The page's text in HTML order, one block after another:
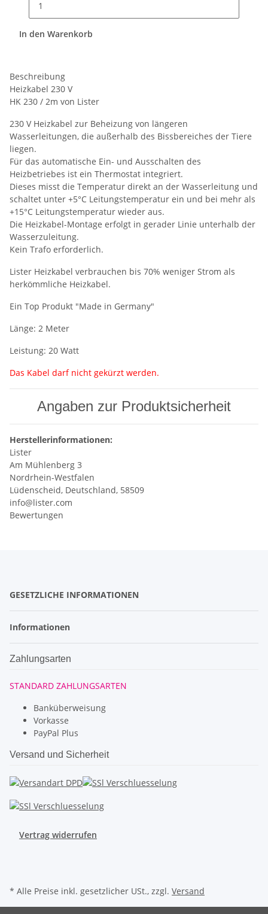
In den Warenkorb
Beschreibung
Heizkabel 230 V
HK 230 / 2m von Lister
230 V Heizkabel zur Beheizung von längeren
Wasserleitungen, die außerhalb des Bissbereiches der Tiere
liegen.
Für das automatische Ein- und Ausschalten des
Heizbetriebes ist ein Thermostat integriert.
Dieses misst die Temperatur direkt an der Wasserleitung und
schaltet unter +5°C Leitungstemperatur ein und bei mehr als
+15°C Leitungstemperatur wieder aus.
Die Heizkabel-Montage erfolgt in gerader Linie unterhalb der
Wasserzuleitung.
Kein Trafo erforderlich.
Lister Heizkabel verbrauchen bis 70% weniger Strom als
herkömmliche Heizkabel.
Ein Top Produkt "Made in Germany"
Länge: 2 Meter
Leistung: 20 Watt
Das Kabel darf nicht gekürzt werden.
Angaben zur Produktsicherheit
Herstellerinformationen:
Lister
Am Mühlenberg 3
Nordrhein-Westfalen
Lüdenscheid, Deutschland, 58509
info@lister.com
Bewertungen
GESETZLICHE INFORMATIONEN
Informationen
Zahlungsarten
STANDARD ZAHLUNGSARTEN
Banküberweisung
Vorkasse
PayPal Plus
Versand und Sicherheit
Vertrag widerrufen
* Alle Preise inkl. gesetzlicher USt., zzgl. Versand